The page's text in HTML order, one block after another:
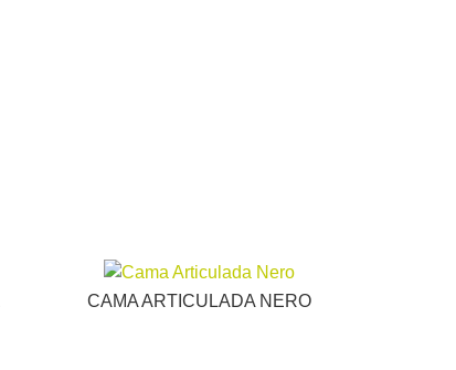
CAMA ARTICULADA NERO